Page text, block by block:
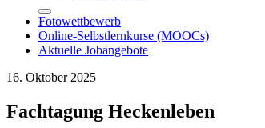
Fotowettbewerb
Online-Selbstlernkurse (MOOCs)
Aktuelle Jobangebote
16. Oktober 2025
Fachtagung Heckenleben